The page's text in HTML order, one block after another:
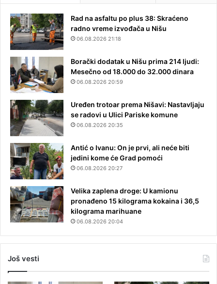
Rad na asfaltu po plus 38: Skraćeno
radno vreme izvođača u Nišu
06.08.2026 21:18
Borački dodatak u Nišu prima 214 ljudi:
Mesečno od 18.000 do 32.000 dinara
06.08.2026 20:59
Uređen trotoar prema Nišavi: Nastavljaju
se radovi u Ulici Pariske komune
06.08.2026 20:35
Antić o Ivanu: On je prvi, ali neće biti
jedini kome će Grad pomoći
06.08.2026 20:27
Velika zaplena droge: U kamionu
pronađeno 15 kilograma kokaina i 36,5
kilograma marihuane
06.08.2026 20:04
Još vesti